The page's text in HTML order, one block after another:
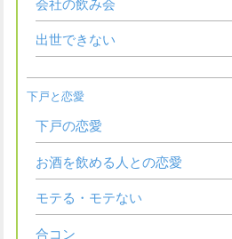
会社の飲み会
出世できない
下戸と恋愛
下戸の恋愛
お酒を飲める人との恋愛
モテる・モテない
合コン